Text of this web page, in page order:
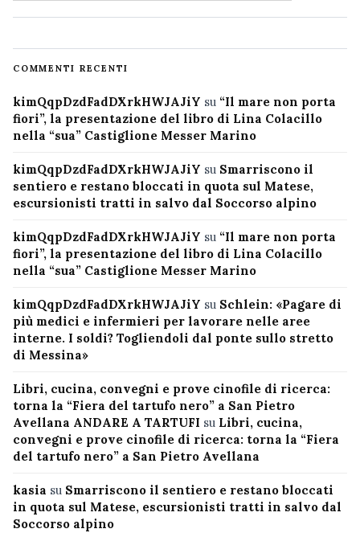
COMMENTI RECENTI
kimQqpDzdFadDXrkHWJAJiY su “Il mare non porta
fiori”, la presentazione del libro di Lina Colacillo
nella “sua” Castiglione Messer Marino
kimQqpDzdFadDXrkHWJAJiY su Smarriscono il
sentiero e restano bloccati in quota sul Matese,
escursionisti tratti in salvo dal Soccorso alpino
kimQqpDzdFadDXrkHWJAJiY su “Il mare non porta
fiori”, la presentazione del libro di Lina Colacillo
nella “sua” Castiglione Messer Marino
kimQqpDzdFadDXrkHWJAJiY su Schlein: «Pagare di
più medici e infermieri per lavorare nelle aree
interne. I soldi? Togliendoli dal ponte sullo stretto
di Messina»
Libri, cucina, convegni e prove cinofile di ricerca:
torna la “Fiera del tartufo nero” a San Pietro
Avellana ANDARE A TARTUFI su Libri, cucina,
convegni e prove cinofile di ricerca: torna la “Fiera
del tartufo nero” a San Pietro Avellana
kasia su Smarriscono il sentiero e restano bloccati
in quota sul Matese, escursionisti tratti in salvo dal
Soccorso alpino